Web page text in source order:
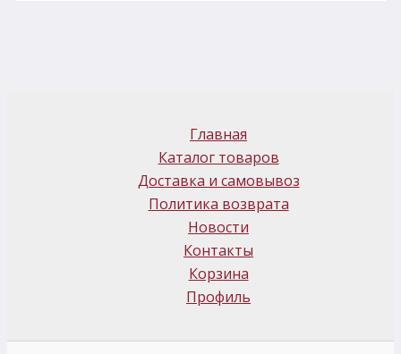
Главная
Каталог товаров
Доставка и самовывоз
Политика возврата
Новости
Контакты
Корзина
Профиль